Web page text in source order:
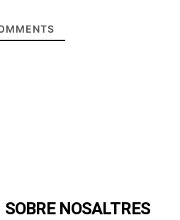
SOBRE NOSALTRES